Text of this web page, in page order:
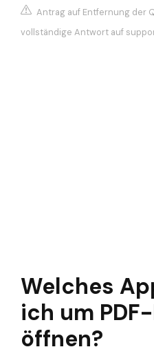
Antrag auf Entfernung der
vollständige Antwort auf
Welches
ich um
öffnen?